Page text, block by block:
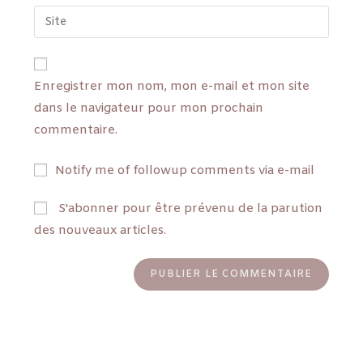
Enregistrer mon nom, mon e-mail et mon site
dans le navigateur pour mon prochain
commentaire.
Notify me of followup comments via e-mail
S'abonner pour être prévenu de la parution
des nouveaux articles.